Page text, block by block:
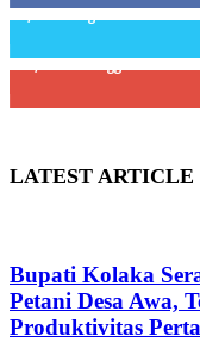
LATEST ARTICLE
Bupati Kolaka
Petani Desa Awa,
Produktivitas